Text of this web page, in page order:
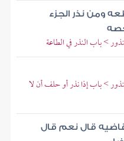
ومن نذر الجزء
> باب النذر في الطاعة
> باب إذا نذر أو حلف أن لا
قال نعم قال